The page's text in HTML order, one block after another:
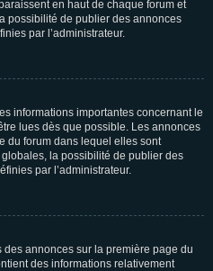
en haut de chaque forum et
possibilité de publier des annonces
par l’administrateur.
informations importantes concernant le
lues dès que possible. Les annonces
du forum dans lequel elles sont
la possibilité de publier des
par l’administrateur.
annonces sur la première page du
des informations relativement